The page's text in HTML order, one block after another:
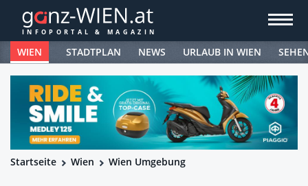
WIEN STADTPLAN NEWS URLAUB IN WIEN
Startseite Wien Wien Umgebung